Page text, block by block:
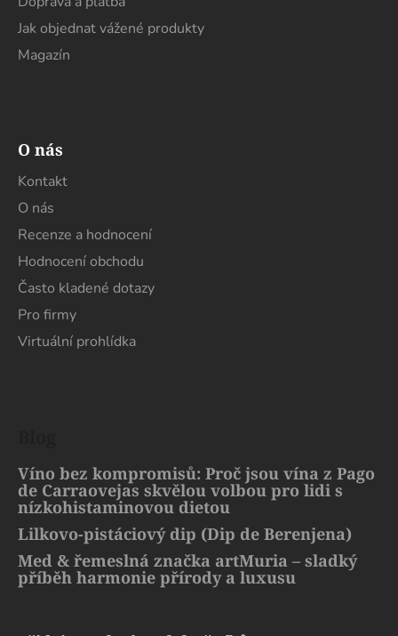
Jak objednat vážené produkty
Magazín
O nás
Kontakt
O nás
Recenze a hodnocení
Hodnocení obchodu
Často kladené dotazy
Pro firmy
Virtuální prohlídka
Víno bez kompromisů: Proč jsou vína z Pago
de Carraovejas skvělou volbou pro lidi s
nízkohistaminovou dietou
Lilkovo-pistáciový dip (Dip de Berenjena)
Med & řemeslná značka artMuria – sladký
příběh harmonie přírody a luxusu